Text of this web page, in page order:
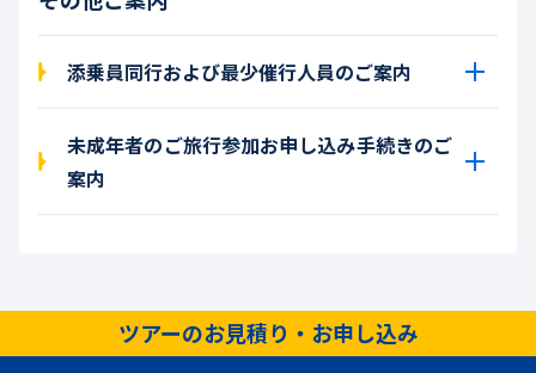
添乗員同行および最少催行人員のご案内
未成年者のご旅行参加お申し込み手続きのご
案内
ツアーのお見積り・お申し込み